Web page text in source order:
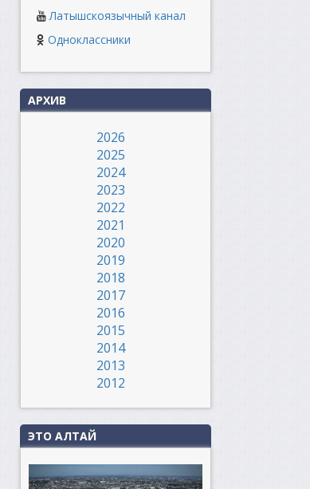
Латышскоязычный канал
Одноклассники
АРХИВ
2026
2025
2024
2023
2022
2021
2020
2019
2018
2017
2016
2015
2014
2013
2012
ЭТО АЛТАЙ